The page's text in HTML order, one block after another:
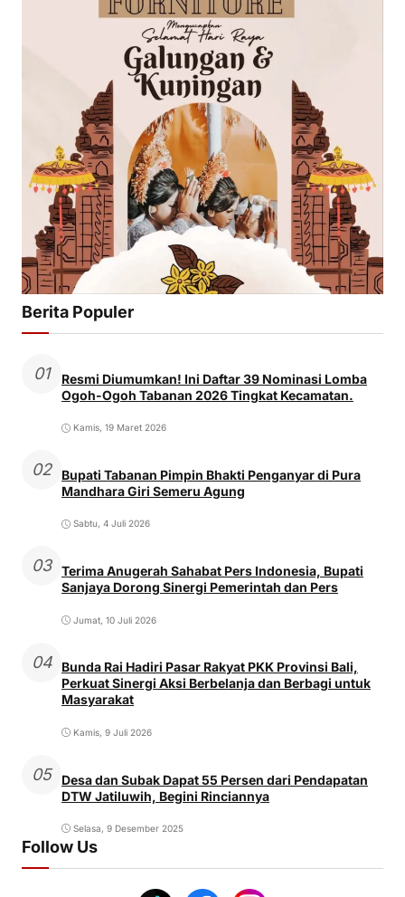
Berita Populer
01
Resmi Diumumkan! Ini Daftar 39 Nominasi Lomba
Ogoh-Ogoh Tabanan 2026 Tingkat Kecamatan.
Kamis, 19 Maret 2026
02
Bupati Tabanan Pimpin Bhakti Penganyar di Pura
Mandhara Giri Semeru Agung
Sabtu, 4 Juli 2026
03
Terima Anugerah Sahabat Pers Indonesia, Bupati
Sanjaya Dorong Sinergi Pemerintah dan Pers
Jumat, 10 Juli 2026
04
Bunda Rai Hadiri Pasar Rakyat PKK Provinsi Bali,
Perkuat Sinergi Aksi Berbelanja dan Berbagi untuk
Masyarakat
Kamis, 9 Juli 2026
05
Desa dan Subak Dapat 55 Persen dari Pendapatan
DTW Jatiluwih, Begini Rinciannya
Selasa, 9 Desember 2025
Follow Us